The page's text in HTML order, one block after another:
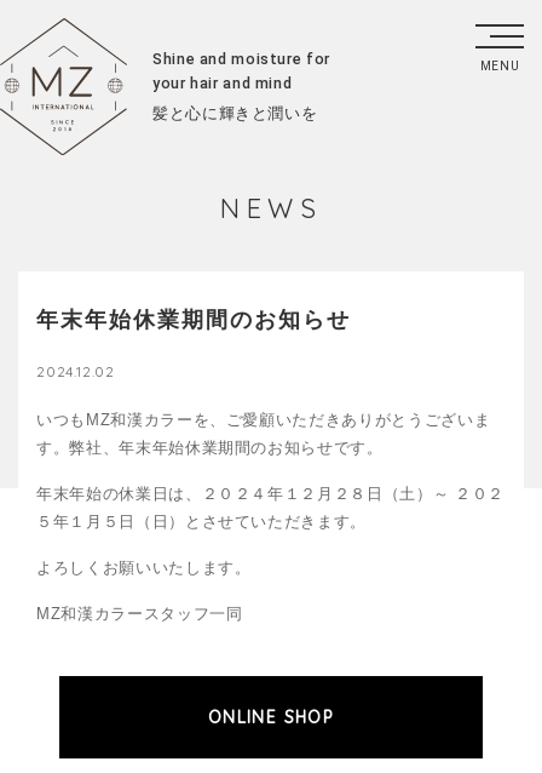
Shine and moisture for
your hair and mind
髪と心に輝きと潤いを
NEWS
年末年始休業期間のお知らせ
2024.12.02
いつもMZ和漢カラーを、ご愛顧いただきありがとうございま
す。弊社、年末年始休業期間のお知らせです。
年末年始の休業日は、２０２４年１２月２８日（土）～ ２０２
５年１月５日（日）とさせていただきます。
よろしくお願いいたします。
MZ和漢カラースタッフ一同
ONLINE SHOP